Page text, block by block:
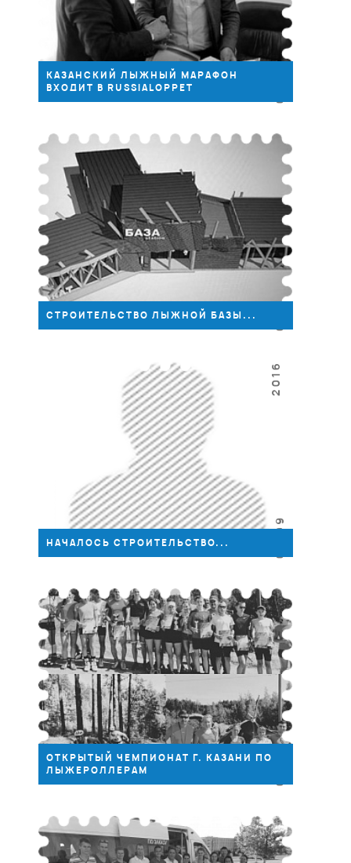
КАЗАНСКИЙ ЛЫЖНЫЙ МАРАФОН
ВХОДИТ В RUSSIALOPPET
2016
04.09
CТРОИТЕЛЬСТВО ЛЫЖНОЙ БАЗЫ...
2016
03.09
НАЧАЛОСЬ СТРОИТЕЛЬСТВО...
2016
ОТКРЫТЫЙ ЧЕМПИОНАТ Г. КАЗАНИ ПО
ЛЫЖЕРОЛЛЕРАМ
2016